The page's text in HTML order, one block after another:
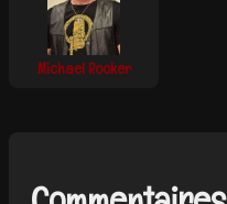
Michael Rooker